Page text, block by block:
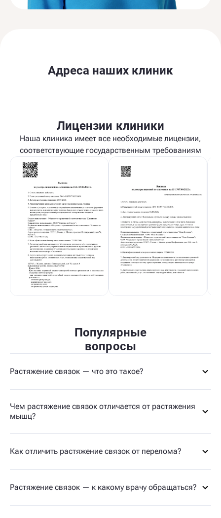
Адреса наших клиник
Лицензии клиники
Наша клиника имеет все необходимые лицензии,
соответствующие государственным требованиям
Популярные
вопросы
Растяжение связок — что это такое?
Чем растяжение связок отличается от растяжения
мышц?
Как отличить растяжение связок от перелома?
Растяжение связок — к какому врачу обращаться?